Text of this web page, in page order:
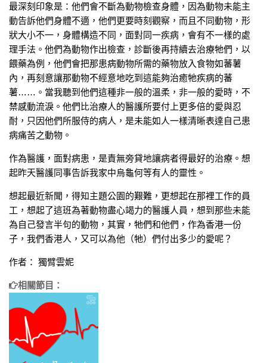
最深刻印象是：他們會不斷為動物檢查身體，因為動物未能主
動告訴他們身體不適，他們更要時刻觀察，而且不同動物，形
狀大小不一，身體構造不同，面對同一疾病，會有不一樣的處
理手法。他們為動物作出檢查，診斷後再持續去治療牠們，以
餵藥為例，他們會把那患病動物所需的藥物放入食物如蕃薯
內，再刻意讓那動物不經意地吃到這能夠治癒牠疾病的蕃
薯……。當我聽到他們這種非一般的溫柔，非一般的愛時，不
禁感動流淚。他們比治療人的醫護所要付上更多倍的愛與忍
耐，只因他們所服侍的病人，是未能如人一樣清晰表達自己患
病痛苦之動物。
作為醫護，面對病患，是責無旁貸地讓病者得最好的治療。想
起昨天醫護同事告訴我家中烏龜何等有人的靈性。
想起最近新聞，得知主題公園的艱難，更想起在那裡工作的員
工，想起了這班為著動物盡心竭力的醫護人員，想到那些未能
為自己發言半句的動物，其實，牠們和他們，作為香港一份
子，我們香港人，又可以為他（牠）們付出多少的愛呢？
作者： 獨臂雲妮
相關節目：